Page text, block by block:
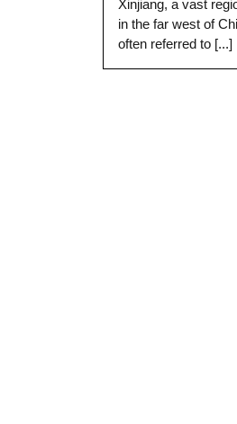
Xinjiang, a vast
in the far west of
often referred to [...]